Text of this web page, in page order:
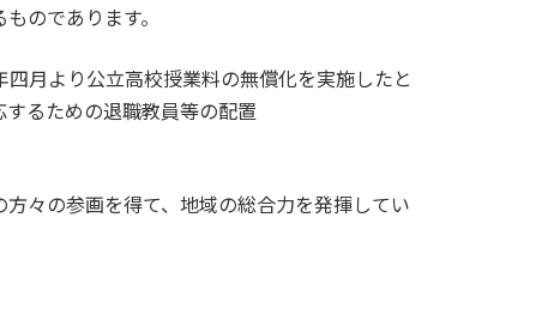
のであります。
月より公立高校授業料の無償化を実施したと
るための退職教員等の配置
々の参画を得て、地域の総合力を発揮してい